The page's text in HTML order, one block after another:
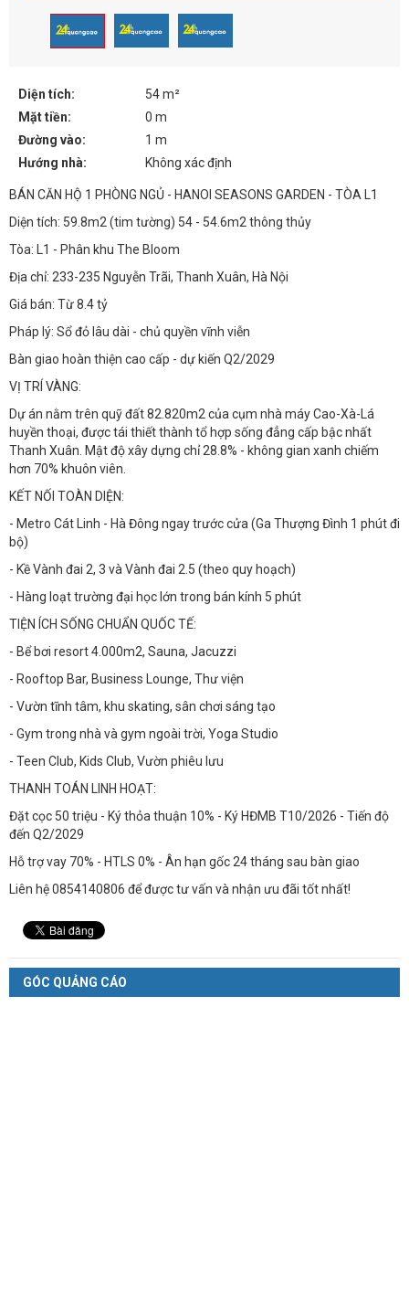
Diện tích:
54 m²
Mặt tiền:
0 m
Đường vào:
1 m
Hướng nhà:
Không xác định
BÁN CĂN HỘ 1 PHÒNG NGỦ - HANOI SEASONS GARDEN - TÒA L1
Diện tích: 59.8m2 (tim tường) 54 - 54.6m2 thông thủy
Tòa: L1 - Phân khu The Bloom
Địa chỉ: 233-235 Nguyễn Trãi, Thanh Xuân, Hà Nội
Giá bán: Từ 8.4 tỷ
Pháp lý: Sổ đỏ lâu dài - chủ quyền vĩnh viễn
Bàn giao hoàn thiện cao cấp - dự kiến Q2/2029
VỊ TRÍ VÀNG:
Dự án nằm trên quỹ đất 82.820m2 của cụm nhà máy Cao-Xà-Lá
huyền thoại, được tái thiết thành tổ hợp sống đẳng cấp bậc nhất
Thanh Xuân. Mật độ xây dựng chỉ 28.8% - không gian xanh chiếm
hơn 70% khuôn viên.
KẾT NỐI TOÀN DIỆN:
- Metro Cát Linh - Hà Đông ngay trước cửa (Ga Thượng Đình 1 phút đi
bộ)
- Kề Vành đai 2, 3 và Vành đai 2.5 (theo quy hoạch)
- Hàng loạt trường đại học lớn trong bán kính 5 phút
TIỆN ÍCH SỐNG CHUẨN QUỐC TẾ:
- Bể bơi resort 4.000m2, Sauna, Jacuzzi
- Rooftop Bar, Business Lounge, Thư viện
- Vườn tĩnh tâm, khu skating, sân chơi sáng tạo
- Gym trong nhà và gym ngoài trời, Yoga Studio
- Teen Club, Kids Club, Vườn phiêu lưu
THANH TOÁN LINH HOẠT:
Đặt cọc 50 triệu - Ký thỏa thuận 10% - Ký HĐMB T10/2026 - Tiến độ
đến Q2/2029
Hỗ trợ vay 70% - HTLS 0% - Ân hạn gốc 24 tháng sau bàn giao
Liên hệ 0854140806 để được tư vấn và nhận ưu đãi tốt nhất!
GÓC QUẢNG CÁO